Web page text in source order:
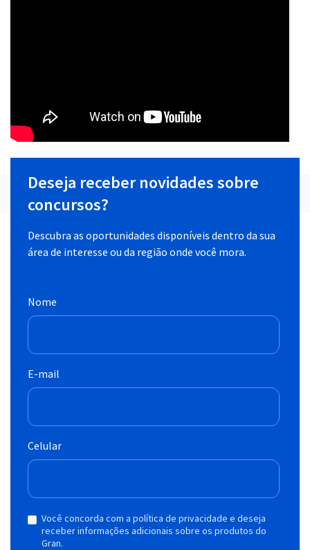
Deseja receber novidades sobre
concursos?
Descubra as oportunidades disponíveis dentro da sua
área de interesse ou da região onde você mora.
Nome
E-mail
Celular
Você concorda com a política de privacidade e deseja
receber informações adicionais sobre os produtos do
Gran.